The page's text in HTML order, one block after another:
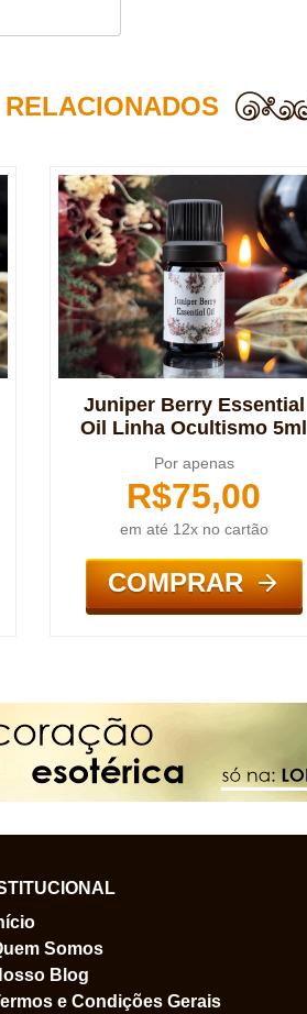
Juniper Berry Essential
Oil Linha Ocultismo 5ml
Por apenas
R$75,00
em até 12x no cartão
COMPRAR
Somos
Blog
e Condições Gerais